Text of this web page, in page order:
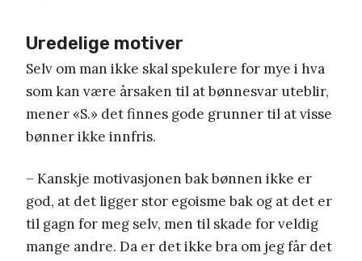
Uredelige motiver
Selv om man ikke skal spekulere for mye i hva
som kan være årsaken til at bønnesvar uteblir,
mener «S.» det finnes gode grunner til at visse
bønner ikke innfris.
– Kanskje motivasjonen bak bønnen ikke er
god, at det ligger stor egoisme bak og at det er
til gagn for meg selv, men til skade for veldig
mange andre. Da er det ikke bra om jeg får det